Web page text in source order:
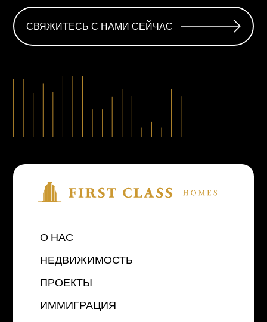
СВЯЖИТЕСЬ С НАМИ СЕЙЧАС
О НАС
НЕДВИЖИМОСТЬ
ПРОЕКТЫ
ИММИГРАЦИЯ